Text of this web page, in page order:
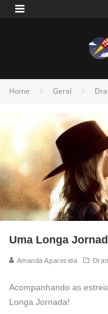
Home Geral
Uma Longa
Amanda Aparecida
Acompanhando as
Longa Jornada!